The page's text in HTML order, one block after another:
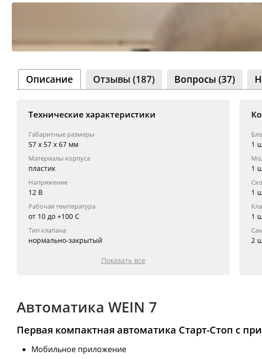
Описание Отзывы (187) Вопросы (37)
Технические характеристики
Габаритные размеры
57 х 57 х 67 мм
Материалы корпуса
пластик
Напряжение
12 В
Рабочая температура
от 10 до +100 C
Тип клапана
нормально-закрытый
Показать все
1
1
1
1
2
Автоматика WEIN 7
Первая компактная автоматика Старт-Стоп с
Мобильное приложение